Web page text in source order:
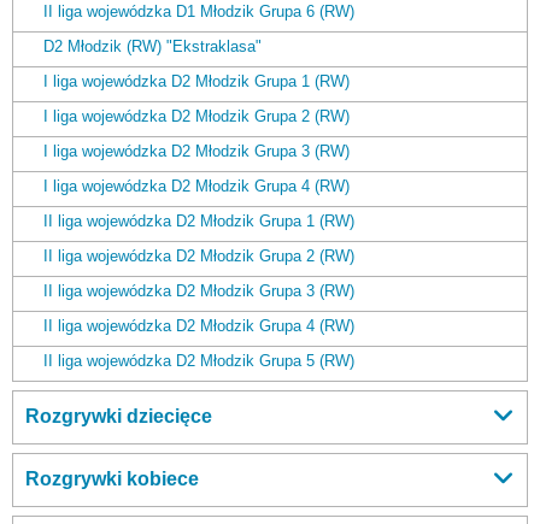
II liga wojewódzka D1 Młodzik Grupa 6 (RW)
D2 Młodzik (RW) "Ekstraklasa"
I liga wojewódzka D2 Młodzik Grupa 1 (RW)
I liga wojewódzka D2 Młodzik Grupa 2 (RW)
I liga wojewódzka D2 Młodzik Grupa 3 (RW)
I liga wojewódzka D2 Młodzik Grupa 4 (RW)
II liga wojewódzka D2 Młodzik Grupa 1 (RW)
II liga wojewódzka D2 Młodzik Grupa 2 (RW)
II liga wojewódzka D2 Młodzik Grupa 3 (RW)
II liga wojewódzka D2 Młodzik Grupa 4 (RW)
II liga wojewódzka D2 Młodzik Grupa 5 (RW)
Rozgrywki dziecięce
Rozgrywki kobiece